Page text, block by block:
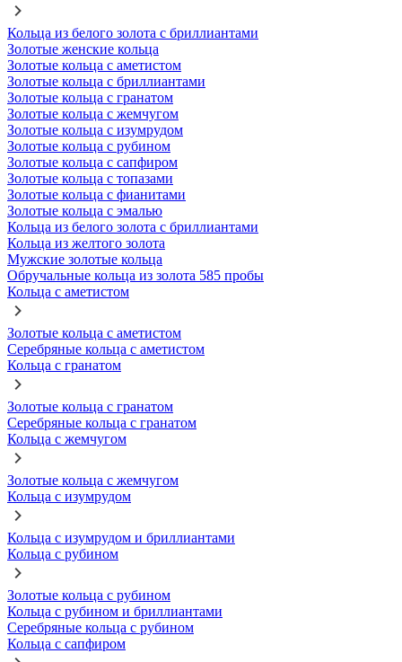
Кольца из белого золота с бриллиантами
Золотые женские кольца
Золотые кольца с аметистом
Золотые кольца с бриллиантами
Золотые кольца с гранатом
Золотые кольца с жемчугом
Золотые кольца с изумрудом
Золотые кольца с рубином
Золотые кольца с сапфиром
Золотые кольца с топазами
Золотые кольца с фианитами
Золотые кольца с эмалью
Кольца из белого золота с бриллиантами
Кольца из желтого золота
Мужские золотые кольца
Обручальные кольца из золота 585 пробы
Кольца с аметистом
Золотые кольца с аметистом
Серебряные кольца с аметистом
Кольца с гранатом
Золотые кольца с гранатом
Серебряные кольца с гранатом
Кольца с жемчугом
Золотые кольца с жемчугом
Кольца с изумрудом
Кольца с изумрудом и бриллиантами
Кольца с рубином
Золотые кольца с рубином
Кольца с рубином и бриллиантами
Серебряные кольца с рубином
Кольца с сапфиром